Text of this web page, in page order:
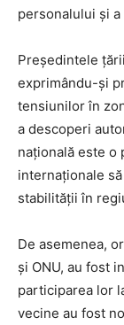
personalului și
Președintele
exprimându-și
tensiunilor în
a descoperi
națională este o
internaționale
stabilității în
De asemenea,
și ONU, au fost
participarea lor
vecine au fost